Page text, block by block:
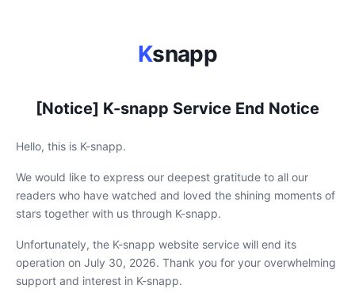
Ksnapp
[Notice] K-snapp Service End Notice
Hello, this is K-snapp.
We would like to express our deepest gratitude to all our
readers who have watched and loved the shining moments of
stars together with us through K-snapp.
Unfortunately, the K-snapp website service will end its
operation on July 30, 2026. Thank you for your overwhelming
support and interest in K-snapp.